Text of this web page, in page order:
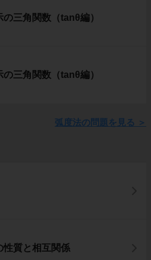
三角関数（tanθ編）
三角関数（tanθ編）
弧度法の問題を見る ＞
性質と相互関係